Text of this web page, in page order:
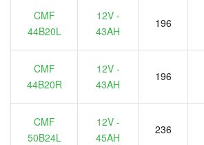
CMF
44B20L
12V -
43AH
196
CMF
44B20R
12V -
43AH
196
CMF
50B24L
12V -
45AH
236